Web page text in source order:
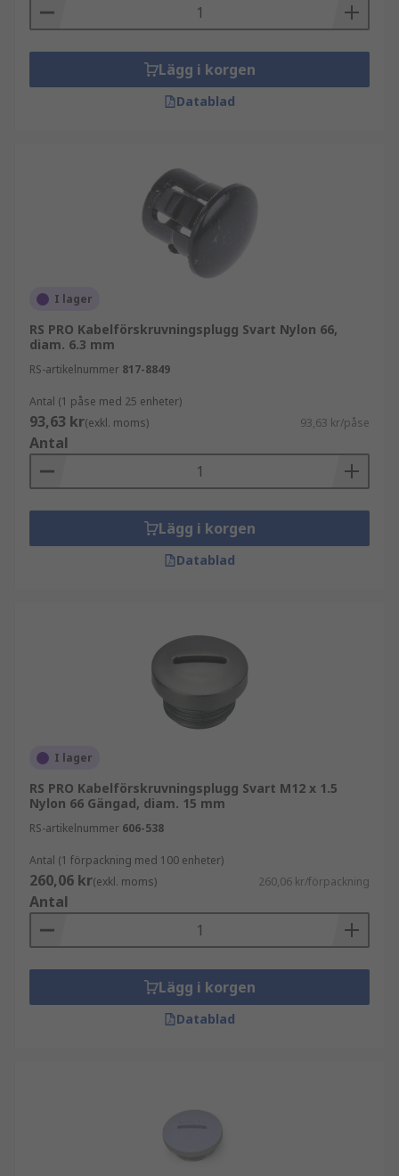
Lägg i korgen
Datablad
I lager
RS PRO Kabelförskruvningsplugg Svart Nylon 66,
diam. 6.3 mm
RS-artikelnummer 817-8849
Antal (1 påse med 25 enheter)
93,63 kr(exkl. moms) 93,63 kr/påse
Antal
Lägg i korgen
Datablad
I lager
RS PRO Kabelförskruvningsplugg Svart M12 x 1.5
Nylon 66 Gängad, diam. 15 mm
RS-artikelnummer 606-538
Antal (1 förpackning med 100 enheter)
260,06 kr(exkl. moms) 260,06 kr/förpackning
Antal
Lägg i korgen
Datablad